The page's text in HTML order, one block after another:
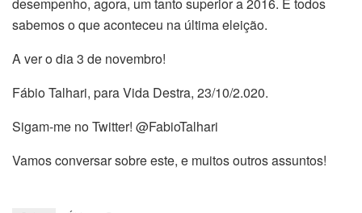
desempenho, agora, um tanto superior a 2016. E todos
sabemos o que aconteceu na última eleição.
A ver o dia 3 de novembro!
Fábio Talhari, para Vida Destra, 23/10/2.020.
Sigam-me no Twitter! @FabioTalhari
Vamos conversar sobre este, e muitos outros assuntos!